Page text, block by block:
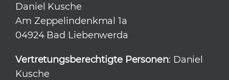
Daniel Kusche
Am Zeppelindenkmal 1a
04924 Bad Liebenwerda
Vertretungsberechtigte Personen: Daniel
Kusche